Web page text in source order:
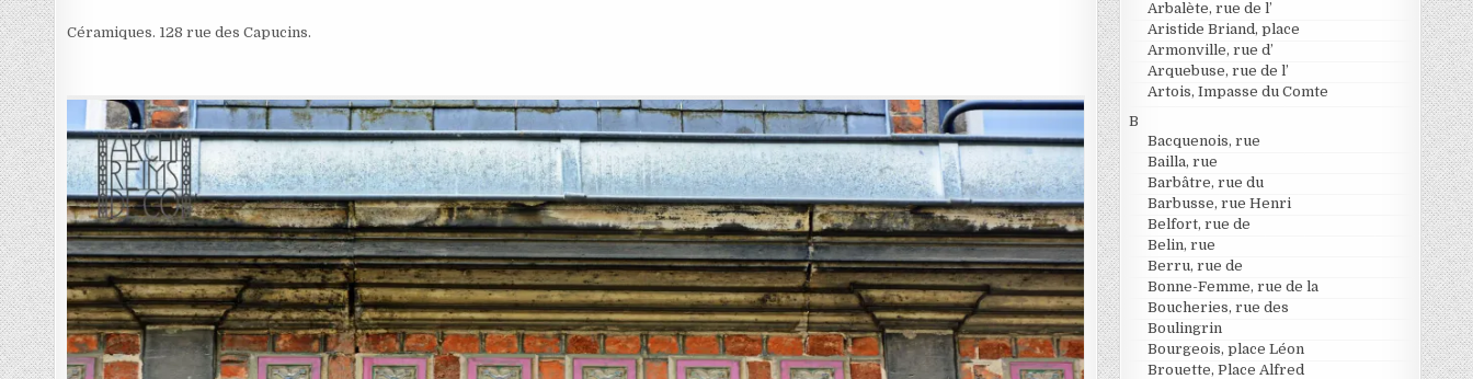
Céramiques. 128 rue des Capucins.
Arbalète, rue de l’
Aristide Briand, place
Armonville, rue d’
Arquebuse, rue de l’
Artois, Impasse du Comte
B
Bacquenois, rue
Bailla, rue
Barbâtre, rue du
Barbusse, rue Henri
Belfort, rue de
Belin, rue
Berru, rue de
Bonne-Femme, rue de la
Boucheries, rue des
Boulingrin
Bourgeois, place Léon
Brouette, Place Alfred